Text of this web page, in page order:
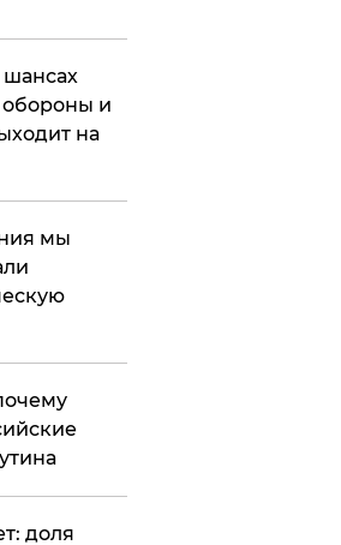
обороны и
на
мы
доля